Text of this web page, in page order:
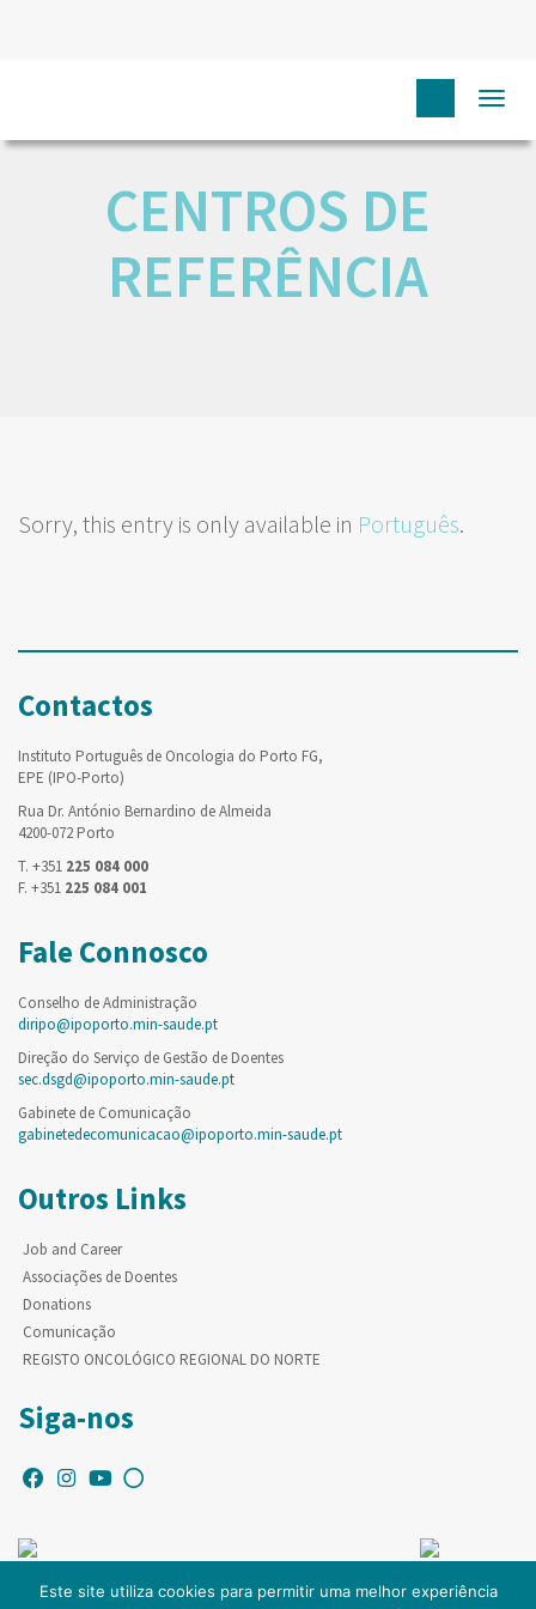
CENTROS DE
REFERÊNCIA
Sorry, this entry is only available in Português.
Contactos
Instituto Português de Oncologia do Porto FG,
EPE (IPO-Porto)
Rua Dr. António Bernardino de Almeida
4200-072 Porto
T. +351 225 084 000
F. +351 225 084 001
Fale Connosco
Conselho de Administração
diripo@ipoporto.min-saude.pt
Direção do Serviço de Gestão de Doentes
sec.dsgd@ipoporto.min-saude.pt
Gabinete de Comunicação
gabinetedecomunicacao@ipoporto.min-saude.pt
Outros Links
Job and Career
Associações de Doentes
Donations
Comunicação
REGISTO ONCOLÓGICO REGIONAL DO NORTE
Siga-nos
Este site utiliza cookies para permitir uma melhor experiência